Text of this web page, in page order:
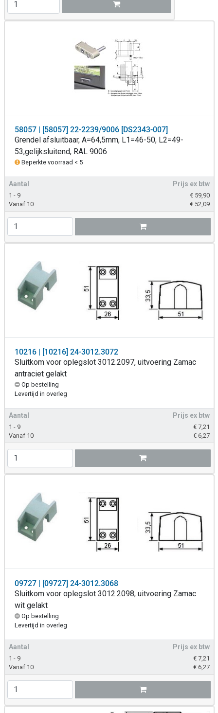
58057 | [58057] 22-2239/9006 [DS2343-007]
Grendel afsluitbaar, A=64,5mm, L1=46-50, L2=49-
53,gelijksluitend, RAL 9006
Beperkte voorraad < 5
Aantal Prijs ex btw
1 - 9 € 59,90
Vanaf 10
€ 52,09
10216 | [10216] 24-3012.3072
Sluitkom voor oplegslot 3012.2097, uitvoering Zamac
antraciet gelakt
Op bestelling
Levertijd in overleg
Aantal Prijs ex btw
1 - 9 € 7,21
Vanaf 10
€ 6,27
09727 | [09727] 24-3012.3068
Sluitkom voor oplegslot 3012.2098, uitvoering Zamac
wit gelakt
Op bestelling
Levertijd in overleg
Aantal Prijs ex btw
1 - 9 € 7,21
Vanaf 10
€ 6,27